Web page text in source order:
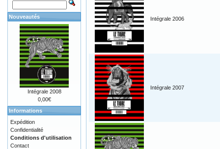
Intégrale 2006
Intégrale 2007
Nouveautés
Intégrale 2008
0,00€
Informations
Expédition
Confidentialité
Conditions d'utilisation
Contact